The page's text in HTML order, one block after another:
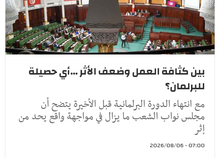
بين كثافة العمل وضعف الأثر ...أي حصيلة
للبرلمان؟
مع انتهاء الدورة البرلمانية قبل الأخيرة يتضح أن
مجلس نواب الشعب ما يزال في مواجهة واقع يحد من
إثر
07:00 - 2026/08/06